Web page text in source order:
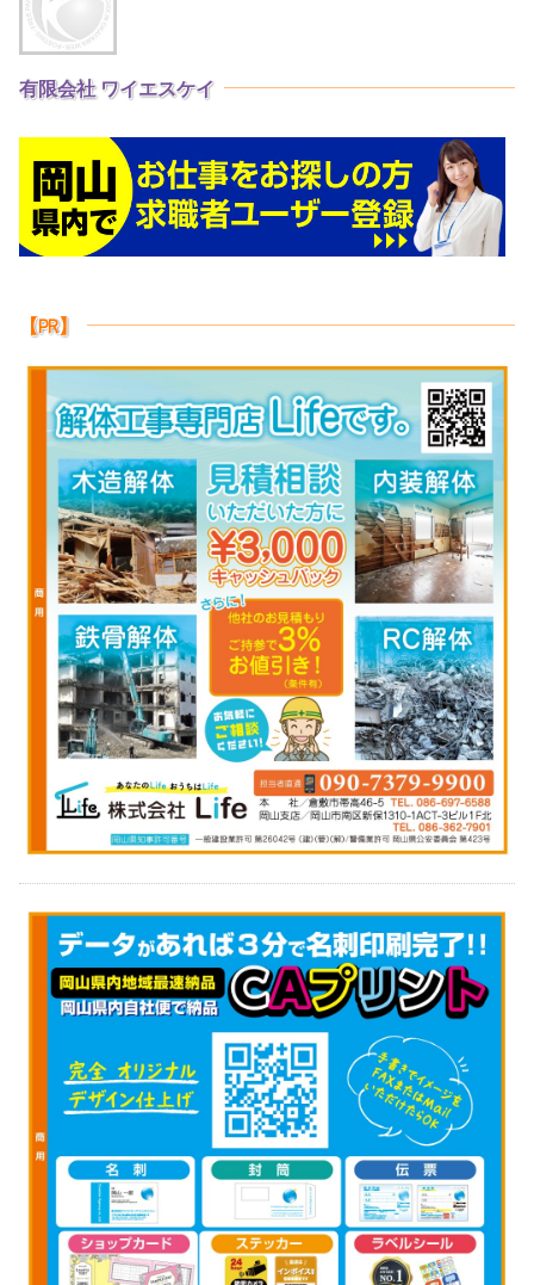
有限会社 ワイエスケイ
【PR】